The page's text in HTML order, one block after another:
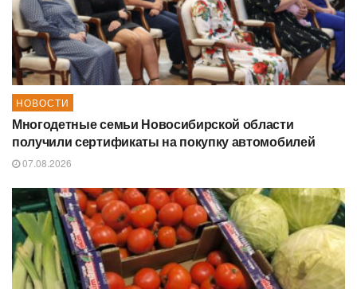
НОВОСТИ
Многодетные семьи Новосибирской области
получили сертификаты на покупку автомобилей
07.08.2026